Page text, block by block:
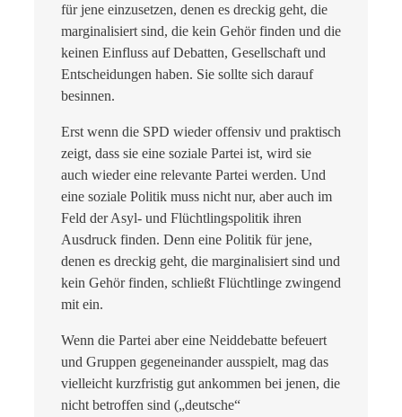
für jene einzusetzen, denen es dreckig geht, die
marginalisiert sind, die kein Gehör finden und die
keinen Einfluss auf Debatten, Gesellschaft und
Entscheidungen haben. Sie sollte sich darauf
besinnen.
Erst wenn die SPD wieder offensiv und praktisch
zeigt, dass sie eine soziale Partei ist, wird sie
auch wieder eine relevante Partei werden. Und
eine soziale Politik muss nicht nur, aber auch im
Feld der Asyl- und Flüchtlingspolitik ihren
Ausdruck finden. Denn eine Politik für jene,
denen es dreckig geht, die marginalisiert sind und
kein Gehör finden, schließt Flüchtlinge zwingend
mit ein.
Wenn die Partei aber eine Neiddebatte befeuert
und Gruppen gegeneinander ausspielt, mag das
vielleicht kurzfristig gut ankommen bei jenen, die
nicht betroffen sind („deutsche“